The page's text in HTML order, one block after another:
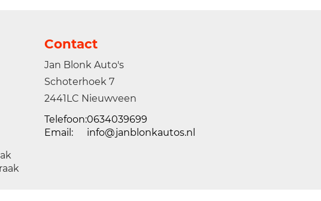
Contact
Jan Blonk Auto's
Schoterhoek 7
2441LC Nieuwveen
Telefoon:0634039699
Email:
info@janblonkautos.nl